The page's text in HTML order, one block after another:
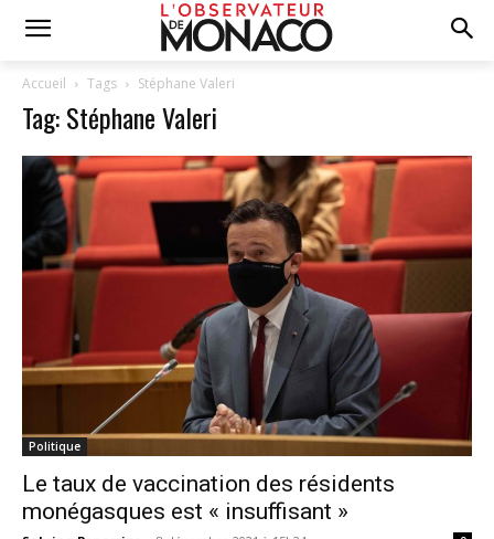
Accueil Tags Stéphane Valeri
Tag: Stéphane Valeri
Politique
Le taux de vaccination des résidents
monégasques est « insuffisant »